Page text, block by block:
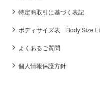
特定商取引に基づく表記
ボディサイズ表 Body Size
よくあるご質問
個人情報保護方針